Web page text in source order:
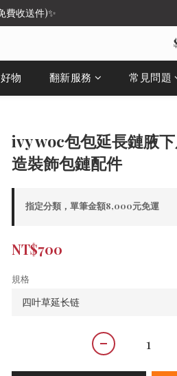
費收送件)✨
物 翻新服務 常見問題
ivy woc包包延長鏈腋
造裝飾包鏈配件
指定分類，單筆金額8,000元免運
NT$700
規格